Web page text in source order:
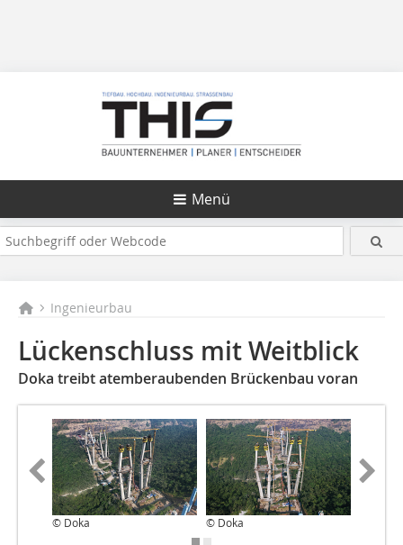
Menü
Ingenieurbau
Lückenschluss mit Weitblick
Doka treibt atemberaubenden Brückenbau voran
© Doka © Doka